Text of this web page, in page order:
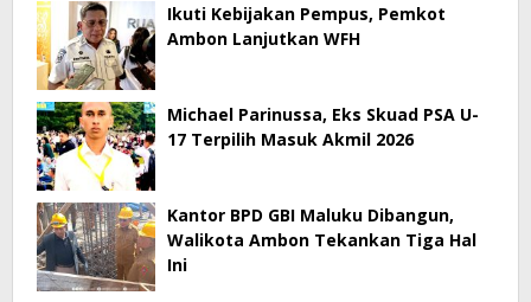
Ikuti Kebijakan Pempus, Pemkot
Ambon Lanjutkan WFH
Michael Parinussa, Eks Skuad PSA U-
17 Terpilih Masuk Akmil 2026
Kantor BPD GBI Maluku Dibangun,
Walikota Ambon Tekankan Tiga Hal
Ini